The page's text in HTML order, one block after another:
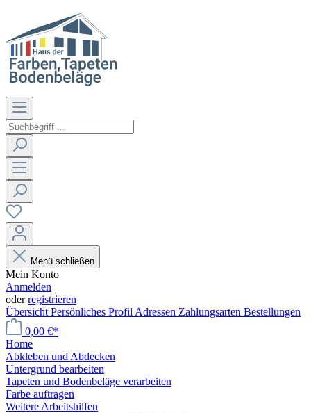
Menü schließen
Mein Konto
Anmelden
oderregistrieren
Übersicht Persönliches Profil Adressen Zahlungsarten Bestellungen
0,00 €*
Home
Abkleben und Abdecken
Untergrund bearbeiten
Tapeten und Bodenbeläge verarbeiten
Farbe auftragen
Weitere Arbeitshilfen